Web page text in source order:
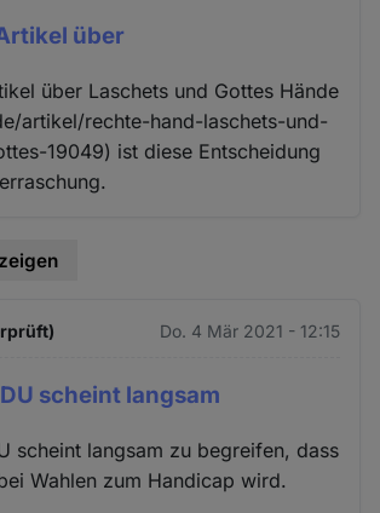
über
über Laschets und Gottes Hände
artikel/rechte-hand-laschets-und-
19049) ist diese Entscheidung
Do. 4 Mär 2021 - 12:15
scheint langsam
scheint langsam zu begreifen, dass
Wahlen zum Handicap wird.